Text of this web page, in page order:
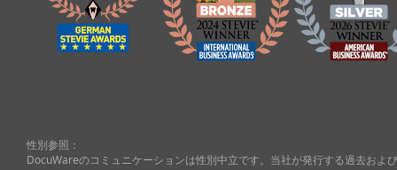
性別参照：
DocuWareのコミュニケーションは性別中立です。当社が発行する過去およ